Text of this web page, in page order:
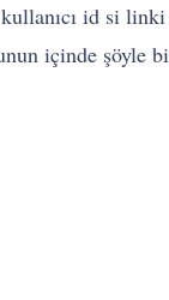
id si
içinde şöyle